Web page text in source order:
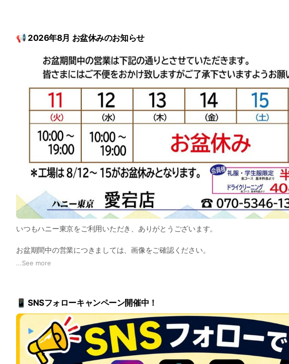
📢 2026年8月 お盆休みのお知らせ
いつもハニー東京をご利用いただき、ありがとうございます。
お盆期間中の営業につきましては、画像をご確認ください。
...See more
📱 SNSフォローキャンペーン開催中！